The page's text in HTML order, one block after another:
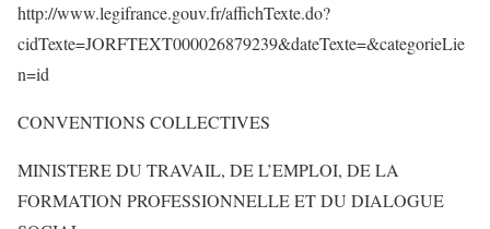
http://www.legifrance.gouv.fr/affichTexte.do?
cidTexte=JORFTEXT000026879239&dateTexte=&categorieLie
n=id
CONVENTIONS COLLECTIVES
MINISTERE DU TRAVAIL, DE L’EMPLOI, DE LA
FORMATION PROFESSIONNELLE ET DU DIALOGUE